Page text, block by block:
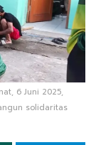
6 Juni 2025,
solidaritas